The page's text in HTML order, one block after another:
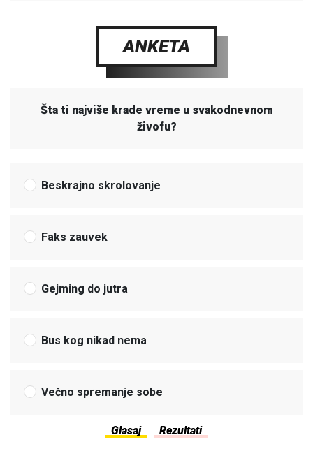
ANKETA
Šta ti najviše krade vreme u svakodnevnom
živofu?
Beskrajno skrolovanje
Faks zauvek
Gejming do jutra
Bus kog nikad nema
Večno spremanje sobe